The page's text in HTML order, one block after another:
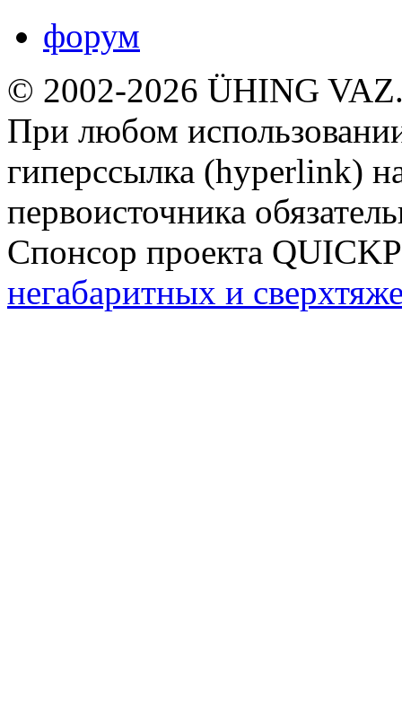
форум
© 2002-2026 ÜHING
При любом
гиперссылка (hyperlink)
первоисточника
Спонсор проекта
негабаритных и